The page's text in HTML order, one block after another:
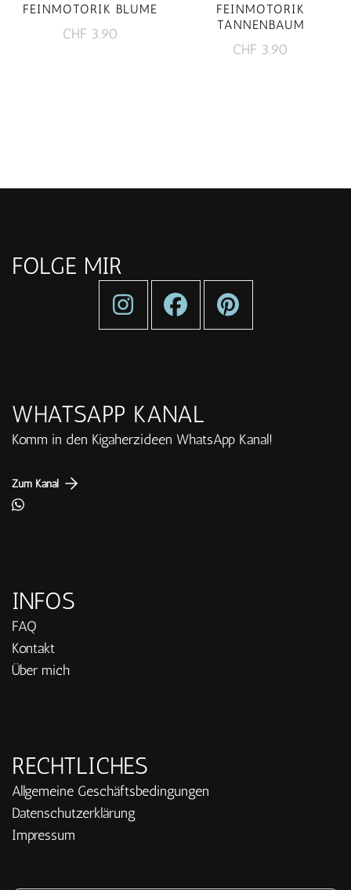
FEINMOTORIK BLUME
CHF 3.90
FEINMOTORIK
TANNENBAUM
CHF 3.90
FOLGE MIR
WHATSAPP KANAL
Komm in den Kigaherzideen WhatsApp Kanal!
Zum Kanal
INFOS
FAQ
Kontakt
Über mich
RECHTLICHES
Allgemeine Geschäftsbedingungen
Datenschutzerklärung
Impressum